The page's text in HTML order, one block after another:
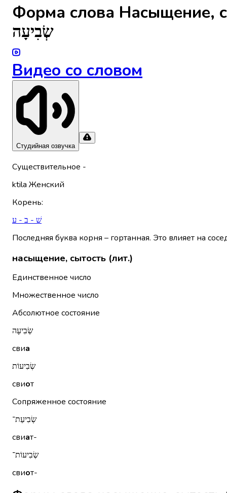
Форма слова Насыщение,
שְׂבִיעָה
Видео со словом
Студийная озвучка
Существительное -
ktila Женский
Корень:
שׁ - ב - ע
Последняя буква корня – гортанная. Это влияет на
насыщение, сытость (лит.)
Единственное число
Множественное число
Абсолютное состояние
שְׂבִיעָה
свиа
שְׂבִיעוֹת
свиот
Сопряженное состояние
שְׂבִיעַת־
свиат-
שְׂבִיעוֹת־
свиот-